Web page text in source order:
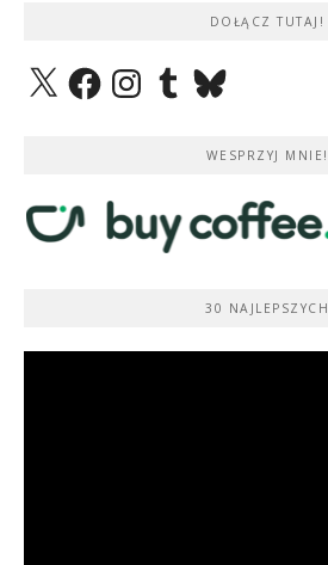
DOŁĄCZ TUTAJ!
X FacebookInstagramTumblrBluesky
WESPRZYJ MNIE!
30 NAJLEPSZYCH